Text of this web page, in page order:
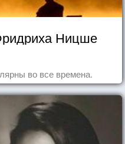
Ницше
во все времена.